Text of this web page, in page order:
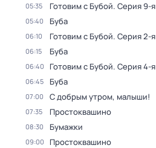
05:35 Готовим с Бубой. Серия 9-я
05:40 Буба
06:10 Готовим с Бубой. Серия 2-я
06:15 Буба
06:40 Готовим с Бубой. Серия 4-я
06:45 Буба
07:00 С добрым утром, малыши!
07:35 Простоквашино
08:30 Бумажки
09:00 Простоквашино